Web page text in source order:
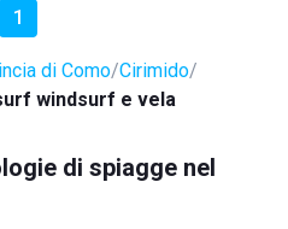
1
di Como Cirimido
windsurf e vela
di spiagge nel